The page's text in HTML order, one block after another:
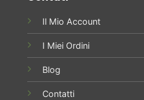
Il Mio Account
I Miei Ordini
Blog
Contatti